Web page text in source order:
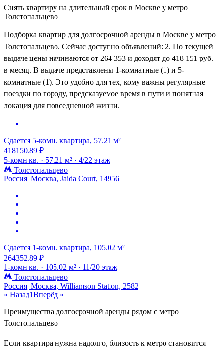
Снять квартиру на длительный срок в Москве у метро
Толстопальцево
Подборка квартир для долгосрочной аренды в Москве у метро
Толстопальцево. Сейчас доступно объявлений: 2. По текущей
выдаче цены начинаются от 264 353 и доходят до 418 151 руб.
в месяц. В выдаче представлены 1-комнатные (1) и 5-
комнатные (1). Это удобно для тех, кому важны регулярные
поездки по городу, предсказуемое время в пути и понятная
локация для повседневной жизни.
Сдается 5-комн. квартира, 57.21 м²
418150.89 ₽
5-комн кв. · 57.21 м² · 4/22 этаж
Толстопальцево
Россия, Москва, Jaida Court, 14956
Сдается 1-комн. квартира, 105.02 м²
264352.89 ₽
1-комн кв. · 105.02 м² · 11/20 этаж
Толстопальцево
Россия, Москва, Williamson Station, 2582
« Назад1Вперёд »
Преимущества долгосрочной аренды рядом с метро
Толстопальцево
Если квартира нужна надолго, близость к метро становится